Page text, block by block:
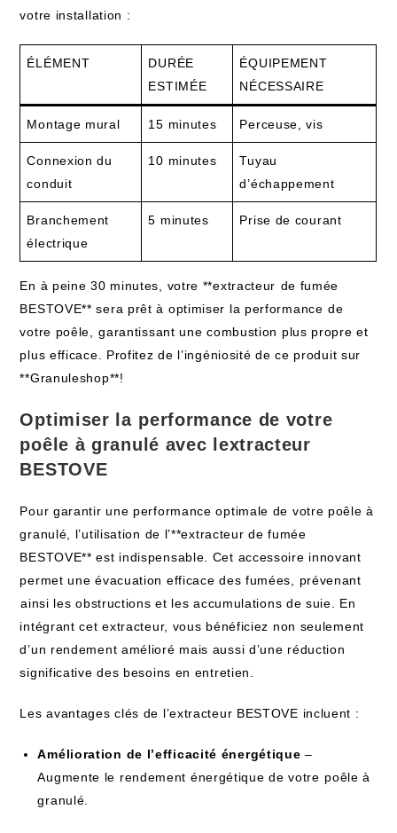
votre installation :
ÉLÉMENT
DURÉE
ESTIMÉE
ÉQUIPEMENT
NÉCESSAIRE
Montage mural 15 minutes Perceuse, vis
Connexion du
conduit
10 minutes
Tuyau
d’échappement
Branchement⁢
électrique
5 minutes Prise de courant
En à peine 30 minutes, votre **extracteur ⁣de fumée
BESTOVE** sera prêt à optimiser la performance ⁣de
votre poêle,⁢ garantissant une combustion ‍plus ‌propre et
plus efficace. Profitez de l’ingéniosité de ‍ce produit sur
**Granuleshop**!
Optimiser la⁢ performance de votre
poêle à granulé avec lextracteur
BESTOVE
Pour garantir une performance optimale de votre poêle à
granulé, l’utilisation de l’**extracteur de fumée
BESTOVE** est indispensable. Cet accessoire innovant
permet une évacuation ‍efficace des fumées, prévenant
⁢ainsi les obstructions et les accumulations de suie. En
‍intégrant‌ cet extracteur, vous bénéficiez non seulement
d’un rendement ​amélioré mais aussi d’une réduction
significative des ‍besoins en entretien.
Les avantages ‍clés de l’extracteur BESTOVE incluent :
Amélioration de l’efficacité​ énergétique –
Augmente‌ le rendement énergétique de votre⁣ poêle à
‍granulé.